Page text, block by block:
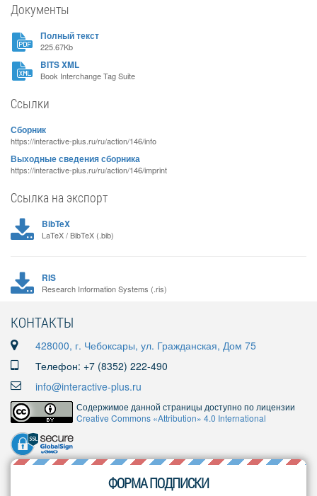
Документы
Полный текст
225.67Kb
BITS XML
Book Interchange Tag Suite
Ссылки
Сборник
https://interactive-plus.ru/ru/action/146/info
Выходные сведения сборника
https://interactive-plus.ru/ru/action/146/imprint
Ссылка на экспорт
BibTeX
LaTeX / BibTeX (.bib)
RIS
Research Information Systems (.ris)
КОНТАКТЫ
428000, г. Чебоксары, ул. Гражданская, Дом 75
Телефон: +7 (8352) 222-490
info@interactive-plus.ru
Содержимое данной страницы доступно по лицензии
Creative Commons «Attribution» 4.0 International
ФОРМА ПОДПИСКИ